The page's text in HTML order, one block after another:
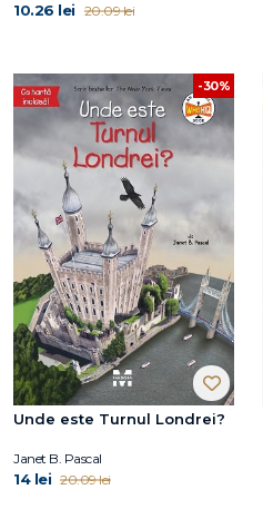
10.26 lei 20.09 lei
-30%
Unde este Turnul Londrei?
Janet B. Pascal
14 lei 20.09 lei